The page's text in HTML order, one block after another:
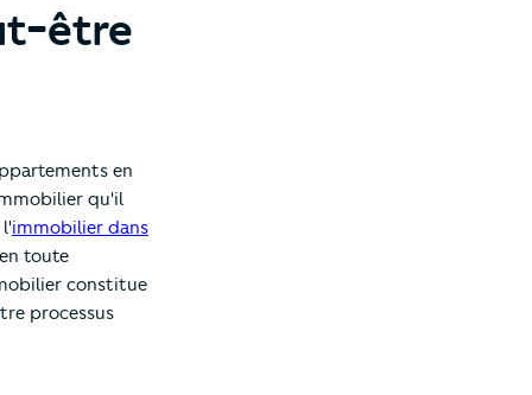
être
en
qu'il
immobilier dans
toute
constitue
processus